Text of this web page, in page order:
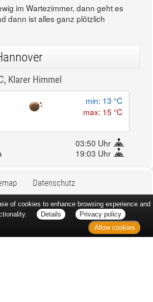
im Wartezimmer, dann geht es
dann ist alles ganz plötzlich
Klarer Himmel
min: 13 °C
max: 15 °C
03:50 Uhr
19:03 Uhr
Datenschutz
Barrierefreiheit
of cookies to enhance browsing experience and
Details
Privacy policy
Allow cookies